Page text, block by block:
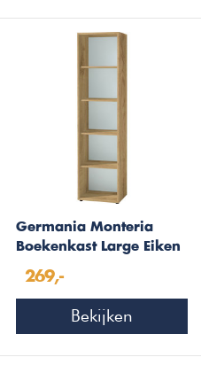
Germania Monteria
Boekenkast Large Eiken
269,-
Bekijken